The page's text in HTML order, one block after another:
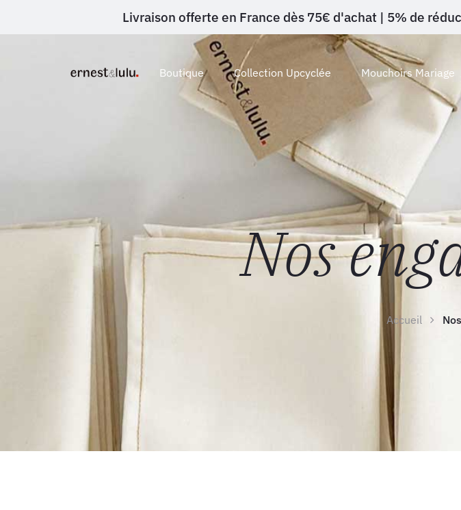
Livraison offerte en France dès 75€ d'achat | 5% de
Boutique Collection Upcyclée Mouchoirs Mariage
Nos
Accueil